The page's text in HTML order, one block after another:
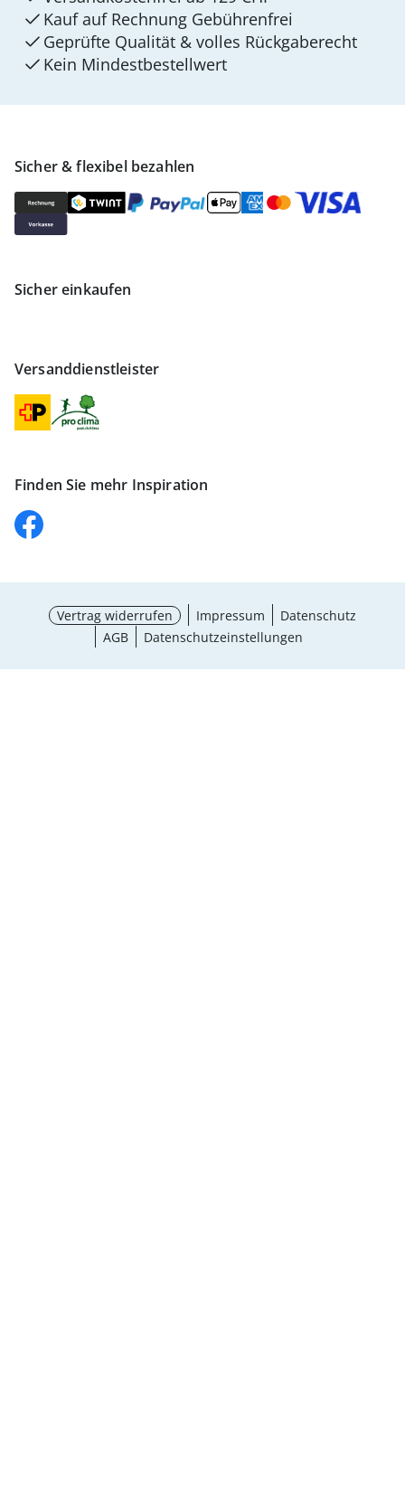
Sicher & flexibel bezahlen
Sicher einkaufen
Versanddienstleister
Finden Sie mehr Inspiration
Kauf auf Rechnung Gebührenfrei
Geprüfte Qualität & volles Rückgaberecht
Kein Mindest­bestellwert
Vertrag widerrufen Impressum
Datenschutz
AGB
Datenschutzeinstellungen